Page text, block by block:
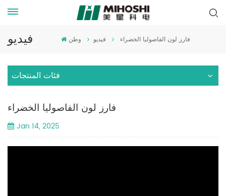
فيديو وطن فيديو فارز لون الفاصوليا الخضراء
فئات المنتجات
فارز لون الفاصوليا الخضراء
Jan 14, 2025